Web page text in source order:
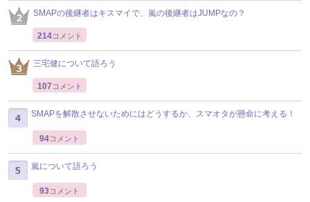
SMAPの後継者はキスマイで、嵐の後継者はJUMPなの？
214コメント
三宅健について語ろう
107 コメント
SMAPを解散させないためにはどうするか、スマオタが懸命に考える！
94コメント
嵐について語ろう
93コメント